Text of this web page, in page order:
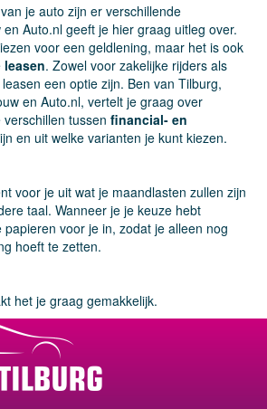
van je auto zijn er verschillende
Auto.nl geeft je hier graag uitleg over.
voor een geldlening, maar het is ook
leasen. Zowel voor zakelijke rijders als
een optie zijn. Ben van Tilburg,
en Auto.nl, vertelt je graag over
tussen financial- en
en uit welke varianten je kunt kiezen.
voor je uit wat je maandlasten zullen zijn
taal. Wanneer je je keuze hebt
voor je in, zodat je alleen nog
hoeft te zetten.
het je graag gemakkelijk.